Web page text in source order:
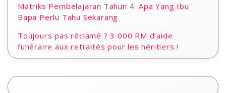
Matriks Pembelajaran Tahun 4: Apa Yang Ibu
Bapa Perlu Tahu Sekarang
Toujours pas réclamé ? 3 000 RM d’aide
funéraire aux retraités pour les héritiers !